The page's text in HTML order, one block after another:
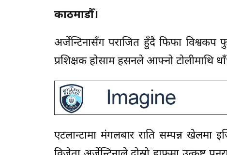
काठमाडौँ।
अर्जेन्टिनासँग पराजित हुँदै फिफा विश्वकप
प्रशिक्षक होसाम हसनले आफ्नो टोलीमाथि
एटलान्टामा मंगलबार राति सम्पन्न